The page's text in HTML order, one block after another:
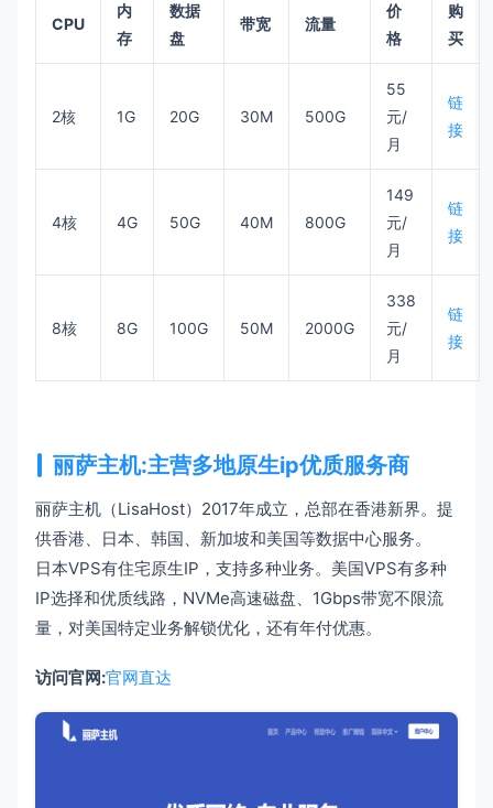
CPU
内
存
数据
盘
带宽 流量
价
格
购
买
2核 1G 20G 30M 500G
55
元/
月
链
接
4核 4G 50G 40M 800G
149
元/
月
链
接
8核 8G 100G 50M 2000G
338
元/
月
链
接
丽萨主机:主营多地原生ip优质服务商
丽萨主机（LisaHost）2017年成立，总部在香港新界。提
供香港、日本、韩国、新加坡和美国等数据中心服务。
日本VPS有住宅原生IP，支持多种业务。美国VPS有多种
IP选择和优质线路，NVMe高速磁盘、1Gbps带宽不限流
量，对美国特定业务解锁优化，还有年付优惠。
访问官网:官网直达